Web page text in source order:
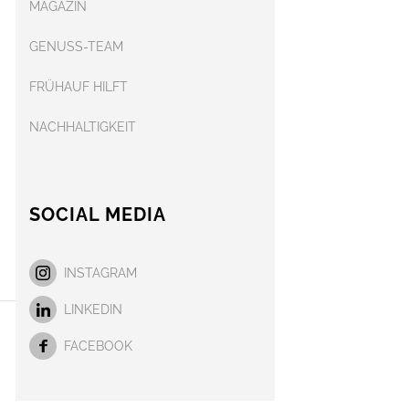
MAGAZIN
GENUSS-TEAM
FRÜHAUF HILFT
NACHHALTIGKEIT
SOCIAL MEDIA
INSTAGRAM
LINKEDIN
FACEBOOK